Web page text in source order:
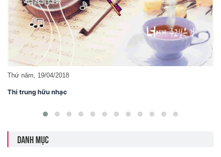
Chủ nhật, 25/02/2018
Băng tâm như mộng
DANH MỤC